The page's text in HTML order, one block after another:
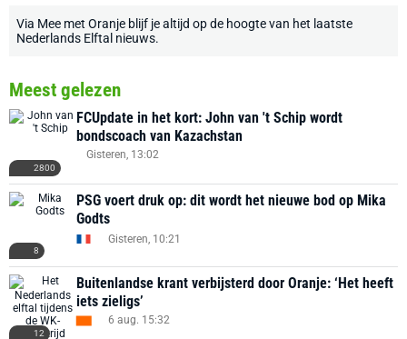
Via Mee met Oranje blijf je altijd op de hoogte van het laatste
Nederlands Elftal nieuws.
Meest gelezen
2800
FCUpdate in het kort: John van 't Schip wordt
bondscoach van Kazachstan
Gisteren, 13:02
8
PSG voert druk op: dit wordt het nieuwe bod op Mika
Godts
Gisteren, 10:21
12
Buitenlandse krant verbijsterd door Oranje: ‘Het heeft
iets zieligs’
6 aug. 15:32